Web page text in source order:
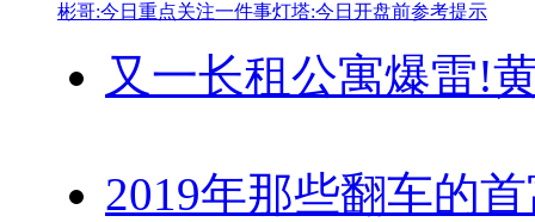
彬哥:今日重点关注一件事灯塔:今日开盘前参考提示
又一长租公寓爆雷!
2019年那些翻车的